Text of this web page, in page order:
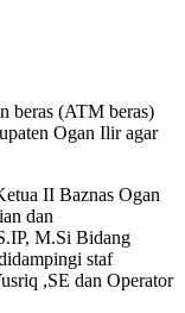
beras (ATM beras)
Ogan Ilir agar
II Baznas Ogan
dan
M.Si Bidang
staf
,SE dan Operator